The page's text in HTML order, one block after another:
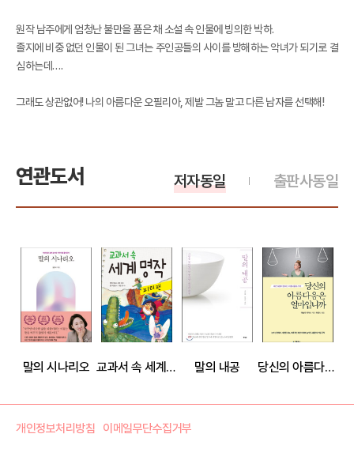
원작 남주에게 엄청난 불만을 품은 채 소설 속 인물에 빙의한 박하.
졸지에 비중 없던 인물이 된 그녀는 주인공들의 사이를 방해하는 악녀가 되기로 결
심하는데….
그래도 상관없어! 나의 아름다운 오필리아, 제발 그놈 말고 다른 남자를 선택해!
연관도서 출판사동일
저자동일
말의 시나리오 교과서 속 세계 명작 피터 팬 말의 내공 당신의 아름다움은 얼마입니까
개인정보처리방침 이메일무단수집거부